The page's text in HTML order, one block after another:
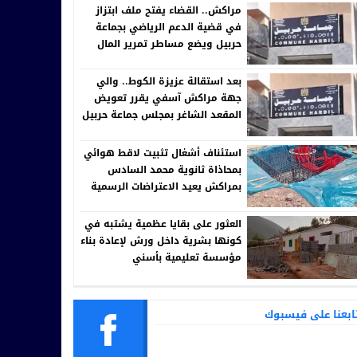
مراكش.. القضاء يفتح ملف ابتزاز
في قضية الدعم الرياضي بجماعة
حربيل ويضع مساطر تمرير المال
بعد استقالة عزيزة الكوط.. والي
جهة مراكش آسفي يقرر تعويض
المقعد الشاغر بمجلس جماعة حربيل
استئناف أشغال تثبيت لاقط هوائي
بمحاذاة ثانوية محمد السادس
بمراكش يعيد الاعتراضات الرسمية
العثور على بقايا عظمية يشتبه في
كونها بشرية داخل ورش لإعادة بناء
مؤسسة تعليمية بأسني
على فيسبوك